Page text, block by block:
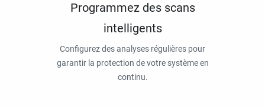
Programmez des scans
intelligents
Configurez des analyses régulières pour
garantir la protection de votre système en
continu.